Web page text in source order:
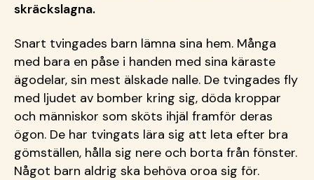
skräckslagna.
Snart tvingades barn lämna sina hem. Många
med bara en påse i handen med sina käraste
ägodelar, sin mest älskade nalle. De tvingades fly
med ljudet av bomber kring sig, döda kroppar
och människor som sköts ihjäl framför deras
ögon. De har tvingats lära sig att leta efter bra
gömställen, hålla sig nere och borta från fönster.
Något barn aldrig ska behöva oroa sig för.